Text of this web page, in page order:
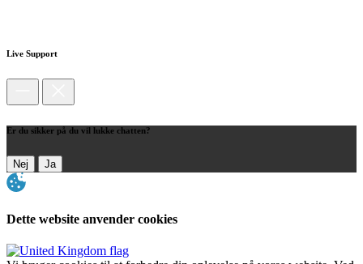
Live Support
Er du sikker på du vil lukke chatten?
Nej Ja
Dette website anvender cookies